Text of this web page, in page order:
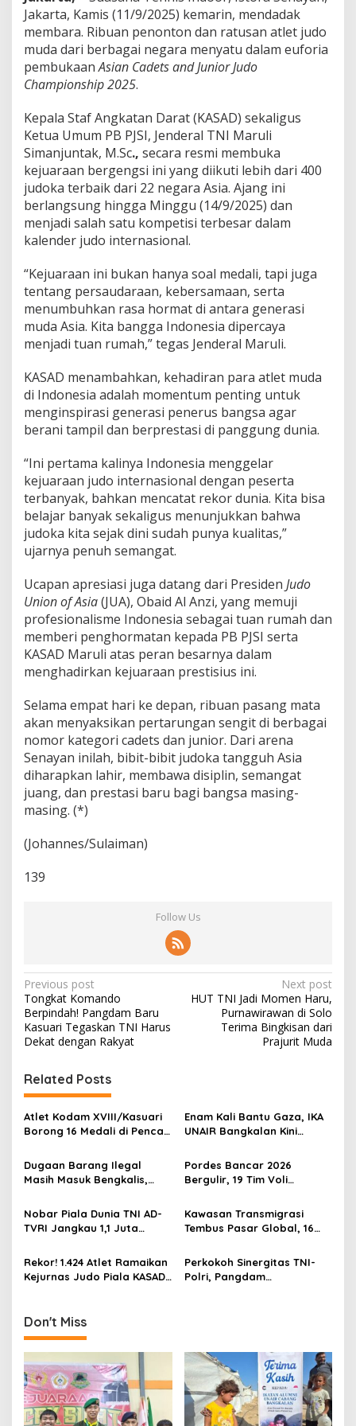
u
k
a
A
s
C
a
d
e
t
s
&
J
u
o
r
J
u
d
o
h
a
m
i
n
s
h
p
2
0
5
Jakarta, Kamis (11/9/2025) kemarin, mendadak
membara. Ribuan penonton dan ratusan atlet judo
muda dari berbagai negara menyatu dalam euforia
pembukaanAsian Cadets and Junior Judo
Championship 2025.
Kepala Staf Angkatan Darat (KASAD) sekaligus
Ketua Umum PB PJSI, Jenderal TNI Maruli
Simanjuntak, M.Sc., secara resmi membuka
kejuaraan bergengsi ini yang diikuti lebih dari 400
judoka terbaik dari 22 negara Asia. Ajang ini
berlangsung hingga Minggu (14/9/2025) dan
menjadi salah satu kompetisi terbesar dalam
kalender judo internasional.
“Kejuaraan ini bukan hanya soal medali, tapi juga
tentang persaudaraan, kebersamaan, serta
menumbuhkan rasa hormat di antara generasi
muda Asia. Kita bangga Indonesia dipercaya
menjadi tuan rumah,” tegas Jenderal Maruli.
KASAD menambahkan, kehadiran para atlet muda
di Indonesia adalah momentum penting untuk
menginspirasi generasi penerus bangsa agar
berani tampil dan berprestasi di panggung dunia.
“Ini pertama kalinya Indonesia menggelar
kejuaraan judo internasional dengan peserta
terbanyak, bahkan mencatat rekor dunia. Kita bisa
belajar banyak sekaligus menunjukkan bahwa
judoka kita sejak dini sudah punya kualitas,”
ujarnya penuh semangat.
Ucapan apresiasi juga datang dari Presiden Judo
Union of Asia(JUA), Obaid Al Anzi, yang memuji
profesionalisme Indonesia sebagai tuan rumah dan
memberi penghormatan kepada PB PJSI serta
KASAD Maruli atas peran besarnya dalam
menghadirkan kejuaraan prestisius ini.
Selama empat hari ke depan, ribuan pasang mata
akan menyaksikan pertarungan sengit di berbagai
nomor kategori cadets dan junior. Dari arena
Senayan inilah, bibit-bibit judoka tangguh Asia
diharapkan lahir, membawa disiplin, semangat
juang, dan prestasi baru bagi bangsa masing-
masing. (*)
(Johannes/Sulaiman)
139
Follow Us
P
o
s
n
a
v
g
a
t
i
o
n
Previous post
Tongkat Komando
Berpindah! Pangdam Baru
Kasuari Tegaskan TNI Harus
Dekat dengan Rakyat
Next post
HUT TNI Jadi Momen Haru,
Purnawirawan di Solo
Terima Bingkisan dari
Prajurit Muda
Related Posts
Atlet Kodam XVIII/Kasuari
Borong 16 Medali di Pencak
Barat Daya
Enam Kali Bantu Gaza, IKA
UNAIR Bangkalan Kini
10.000 Pengungsi
Dugaan Barang Ilegal
Masih Masuk Bengkalis,
Pengawasan Menguat
Pordes Bancar 2026
Bergulir, 19 Tim Voli
Nobar Piala Dunia TNI AD-
TVRI Jangkau 1,1 Juta
Terdongkrak
Kawasan Transmigrasi
Tembus Pasar Global, 16
Amerika Serikat
Rekor! 1.424 Atlet Ramaikan
Kejurnas Judo Piala KASAD
Perkokoh Sinergitas TNI-
Polri, Pangdam
Don't Miss